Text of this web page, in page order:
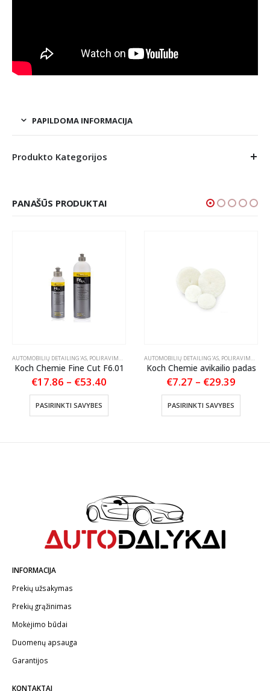
PAPILDOMA INFORMACIJA
Produkto Kategorijos
PANAŠŪS PRODUKTAI
PRIEŽIŪRA
AUTOMOBILIŲ DETAILING'AS, POLIRAVIMAS POLIRAVIMO PASTOS
Koch Chemie Fine Cut F6.01
€17.86 – €53.40
€53.40
PASIRINKTI SAVYBES
This product has multiple variants. The options may be chosen on the product page
AUTOMOBILIŲ DETAILING'AS, POLIRAVIMO PADAI
Koch Chemie avikailio padas
€7.27 – €29.39
€29.39
PASIRINKTI SAVYBES
This product has multiple variants. The options may be chosen on the product page
INFORMACIJA
Prekių užsakymas
Prekių grąžinimas
Mokėjimo būdai
Duomenų apsauga
Garantijos
KONTAKTAI